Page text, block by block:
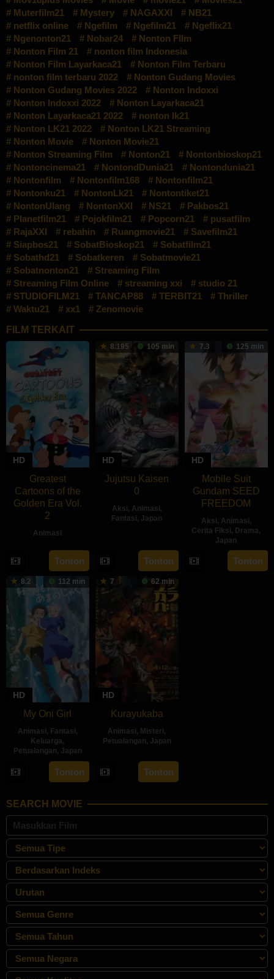
Muterfilm21
Mystery NAGAXXI
NB21
netflix online
Ngefilm Ngefilm21
Ngeflix21
Ngenonton21
Nobar24
Nonton FIlm
Nonton Film 21
nonton film Indonesia
Nonton Film Layarkaca21
Nonton Film Terbaru
nonton film terbaru 2022
Nonton Gudang Movies
Nonton Gudang Movies 2022
Nonton Indoxxi
Nonton Indoxxi 2022
Nonton Layarkaca21
Nonton Layarkaca21 2022
nonton lk21
Nonton LK21 2022
Nonton LK21 Streaming
Nonton Movie
Nonton Movie21
Nonton Streaming Film
Nonton21
Nontonbioskop21
Nontoncinema21
NontondDunia21
Nontondunia21
Nontonfilm
Nontonfilm168
Nontonfilm21
Nontonku21
NontonLk21
Nontontiket21
NontonUlang
NontonXXI NS21
Pakbos21
Planetfilm21
Pojokfilm21 Popcorn21
pusatfilm
RajaXXI
rebahin Ruangmovie21
Savefilm21
Siapbos21
SobatBioskop21
Sobatfilm21
Sobathd21
Sobatkeren
Sobatmovie21
Sobatnonton21
Streaming Film
Streaming Film Online
streaming xxi
studio 21
STUDIOFILM21
TANCAP88 TERBIT21
Thriller
Waktu21
xx1
Zenomovie
FILM TERKAIT
HD
Greatest
Cartoons of the
Golden Era Vol.
2
Animasi
9
Feb
2024
Charles
Dewandeler
Tonton
8.195 105 min
HD
Jujutsu Kaisen
0
Aksi, Animasi,
Fantasi, Japan
Dec
2021
性
Tonton
7.3 125 min
HD
Mobile Suit
Gundam SEED
FREEDOM
Aksi, Animasi,
Cerita Fiksi, Drama,
Japan
26
Jan
福
田
Tonton
8.2 112 min
HD
My Oni Girl
Animasi, Fantasi,
Keluarga,
Petualangan, Japan
24
May
柴
山
隆
Tonton
7 62 min
HD
Kurayukaba
Animasi, Misteri,
Petualangan, Japan
12
Apr
Shigeyoshi
Tsukahara
Tonton
SEARCH MOVIE